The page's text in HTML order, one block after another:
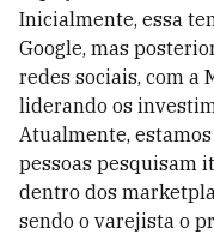
Inicialmente, essa
Google, mas
redes sociais, com a
liderando os
Atualmente,
pessoas pesquisam
dentro dos
sendo o varejista o